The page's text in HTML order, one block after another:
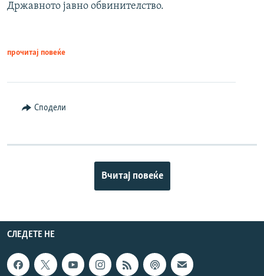
Државното јавно обвинителство.
прочитај повеќе
Сподели
Вчитај повеќе
СЛЕДЕТЕ НЕ